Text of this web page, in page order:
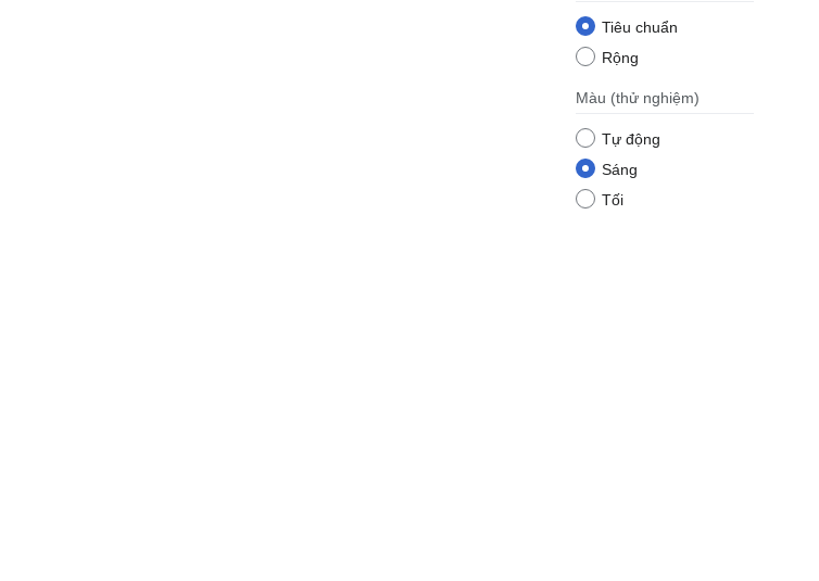
Tiêu chuẩn
Rộng
Màu (thử nghiệm)
Tự động
Sáng
Tối